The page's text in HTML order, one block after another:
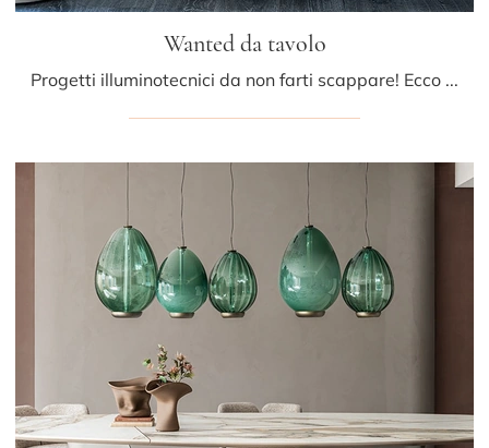
Wanted da tavolo
Progetti illuminotecnici da non farti scappare! Ecco qui la lampada da tavolo Wanted da tavolo di Cattelan Italia.